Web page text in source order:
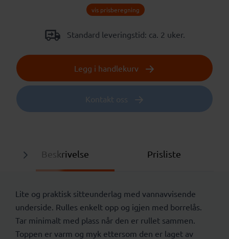
vis prisberegning
Standard leveringstid: ca. 2 uker.
Legg i handlekurv
Kontakt oss
Beskrivelse Prisliste
Lite og praktisk sitteunderlag med vannavvisende
underside. Rulles enkelt opp og igjen med borrelås.
Tar minimalt med plass når den er rullet sammen.
Toppen er varm og myk ettersom den er laget av